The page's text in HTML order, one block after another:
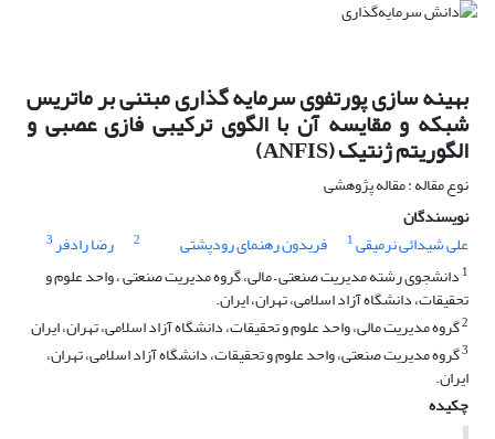
بهینه سازی پورتفوی سرمایه گذاری مبتنی بر ماتریس
شبکه و مقایسه آن با الگوی ترکیبی فازی عصبی و
الگوریتم ژنتیک (ANFIS)
نوع مقاله : مقاله پژوهشی
نویسندگان
علی شیدائی نرمیقی1 فریدون رهنمای رودپشتی 2 رضا رادفر3
1 دانشجوی رشته مدیریت صنعتی – مالی، گروه مدیریت صنعتی ، واحد علوم و
تحقیقات، دانشگاه آزاد اسلامی، تهران، ایران.
2گروه مدیریت مالی، واحد علوم و تحقیقات، دانشگاه آزاد اسلامی، تهران، ایران
3گروه مدیریت صنعتی، واحد علوم و تحقیقات، دانشگاه آزاد اسلامی، تهران،
ایران.
چکیده